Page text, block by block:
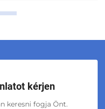
kérjen
keresni fogja Önt.